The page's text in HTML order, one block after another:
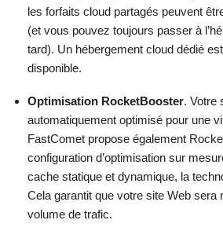
les forfaits cloud partagés peuvent
(et vous pouvez toujours passer à
tard). Un hébergement cloud dédié
disponible.
Optimisation RocketBooster. Votre
automatiquement optimisé pour une
FastComet propose également
configuration d’optimisation sur
cache statique et dynamique, la
Cela garantit que votre site Web sera
volume de trafic.